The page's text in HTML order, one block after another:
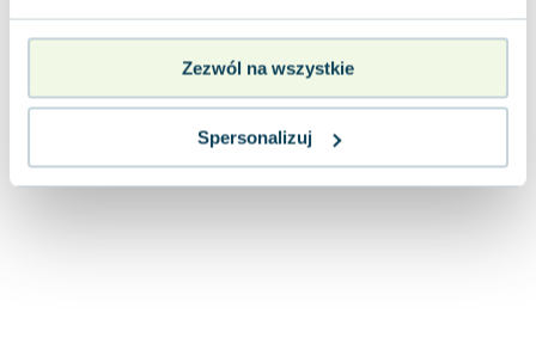
Zezwól na wszystkie
Spersonalizuj
Ajahn Brahm
Jacek Walkiewicz